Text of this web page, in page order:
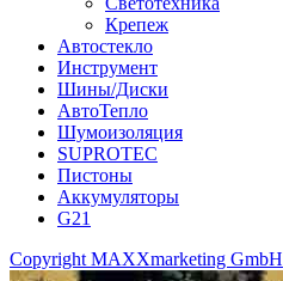
Крепеж
Автостекло
Инструмент
Шины/Диски
АвтоТепло
Шумоизоляция
SUPROTEC
Пистоны
Аккумуляторы
G21
Copyright MAXXmarketing GmbH